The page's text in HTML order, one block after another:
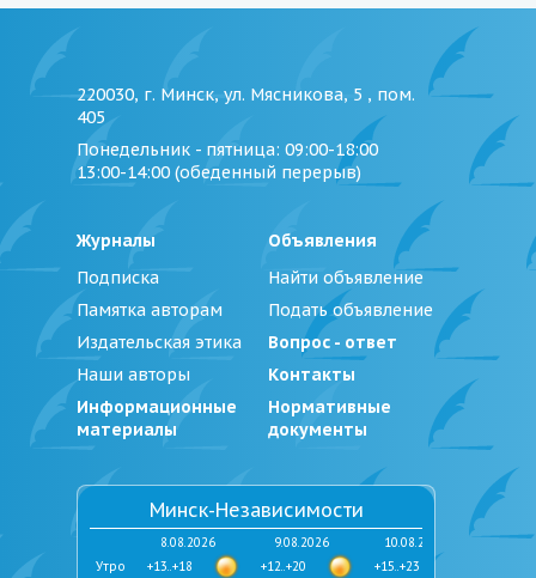
220030, г. Минск, ул. Мясникова, 5 , пом.
405
Понедельник - пятница: 09:00-18:00
13:00-14:00 (обеденный перерыв)
Журналы
Подписка
Памятка авторам
Издательская этика
Наши авторы
Информационные
материалы
Объявления
Найти объявление
Подать объявление
Вопрос - ответ
Контакты
Нормативные
документы
Минск-Независимости
8.08.2026
+13..+18
9.08.2026
+12..+20
10.08.2026
+15..+23
Утро